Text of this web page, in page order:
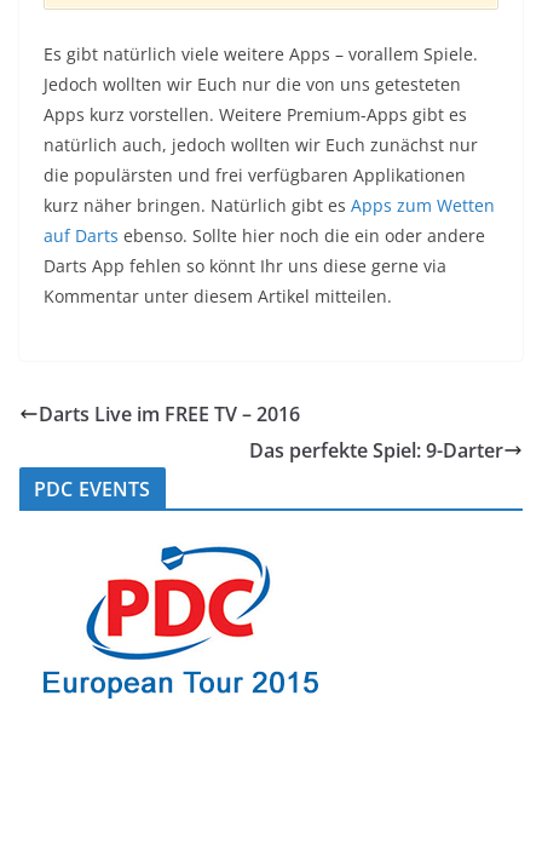
Es gibt natürlich viele weitere Apps – vorallem Spiele.
Jedoch wollten wir Euch nur die von uns getesteten
Apps kurz vorstellen. Weitere Premium-Apps gibt es
natürlich auch, jedoch wollten wir Euch zunächst nur
die populärsten und frei verfügbaren Applikationen
kurz näher bringen. Natürlich gibt es Apps zum Wetten
auf Darts ebenso. Sollte hier noch die ein oder andere
Darts App fehlen so könnt Ihr uns diese gerne via
Kommentar unter diesem Artikel mitteilen.
Darts Live im FREE TV – 2016
Das perfekte Spiel: 9-Darter
PDC EVENTS